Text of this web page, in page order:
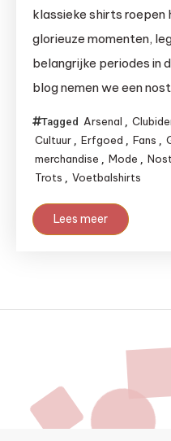
klassieke shirts roepen
glorieuze momenten,
belangrijke periodes in
blog nemen we een
Tagged Arsenal ,
Cultuur , Erfgoed , Fans ,
merchandise , Mode ,
Trots , Voetbalshirts
Lees meer